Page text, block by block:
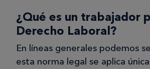
¿Qué es un trabajador
Derecho Laboral?
En líneas generales podemos
esta norma legal se aplica